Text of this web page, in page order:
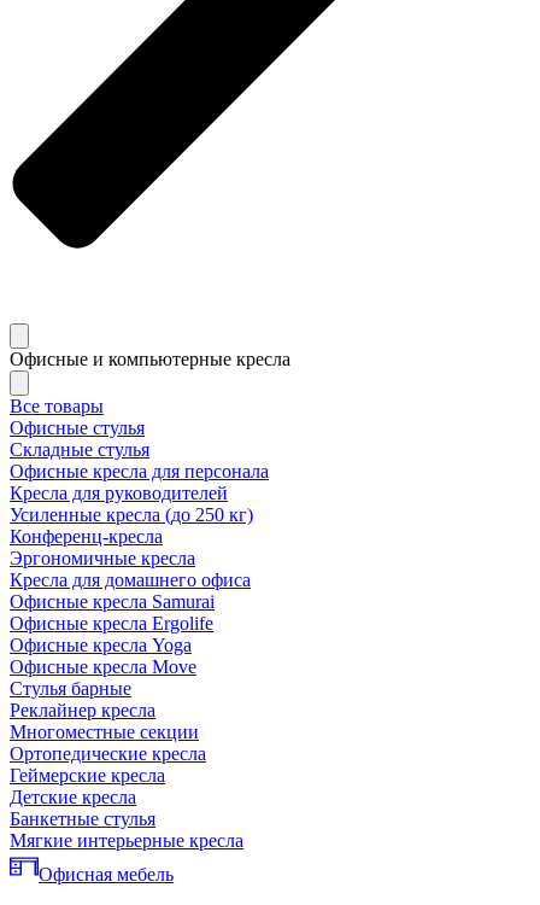
Офисные и компьютерные кресла
Все товары
Офисные стулья
Складные стулья
Офисные кресла для персонала
Кресла для руководителей
Усиленные кресла (до 250 кг)
Конференц-кресла
Эргономичные кресла
Кресла для домашнего офиса
Офисные кресла Samurai
Офисные кресла Ergolife
Офисные кресла Yoga
Офисные кресла Move
Стулья барные
Реклайнер кресла
Многоместные секции
Ортопедические кресла
Геймерские кресла
Детские кресла
Банкетные стулья
Мягкие интерьерные кресла
Офисная мебель